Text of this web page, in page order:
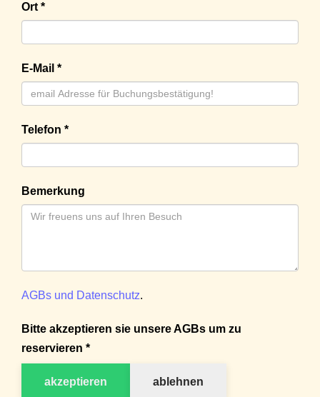
Ort *
E-Mail *
Telefon *
Bemerkung
AGBs und Datenschutz.
Bitte akzeptieren sie unsere AGBs um zu
reservieren *
akzeptieren ablehnen